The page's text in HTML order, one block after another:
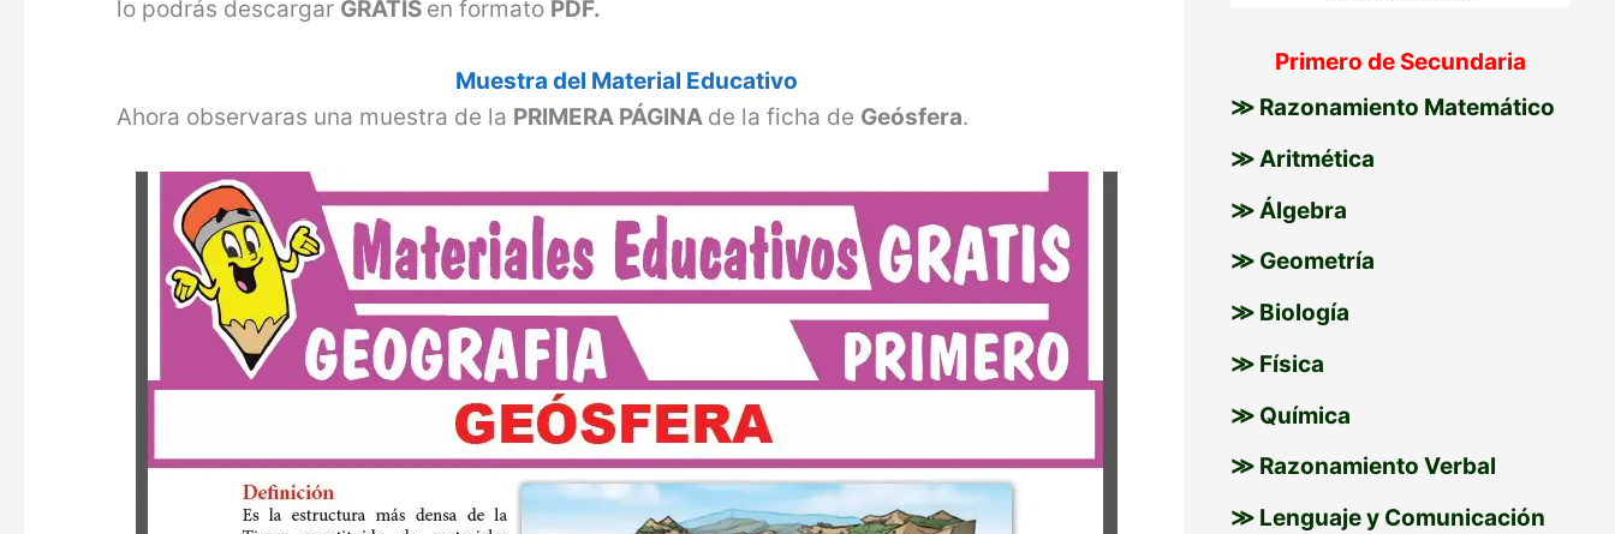
lo podrás descargar GRATIS en formato PDF.
Muestra del Material Educativo
Ahora observaras una muestra de la PRIMERA PÁGINA de la ficha de Geósfera.
Primero de Secundaria
≫ Razonamiento Matemático
≫ Aritmética
≫ Álgebra
≫ Geometría
≫ Biología
≫ Física
≫ Química
≫ Razonamiento Verbal
≫ Lenguaje y Comunicación